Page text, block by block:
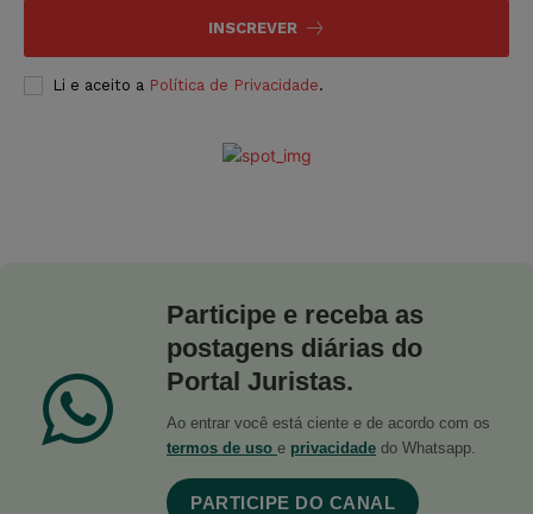
INSCREVER
Li e aceito a Política de Privacidade.
Participe e receba as
postagens diárias do
Portal Juristas.
Ao entrar você está ciente e de acordo com os
termos de uso e privacidade do Whatsapp.
PARTICIPE DO CANAL